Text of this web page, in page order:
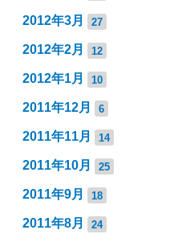
2012年3月 27
2012年2月 12
2012年1月 10
2011年12月 6
2011年11月 14
2011年10月 25
2011年9月 18
2011年8月 24